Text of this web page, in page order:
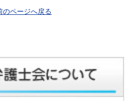
のページへ戻る